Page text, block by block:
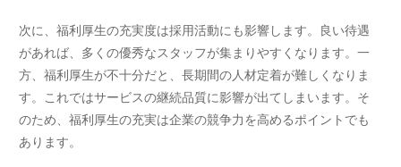
次に、福利厚生の充実度は採用活動にも影響します。良い待遇
があれば、多くの優秀なスタッフが集まりやすくなります。一
方、福利厚生が不十分だと、長期間の人材定着が難しくなりま
す。これではサービスの継続品質に影響が出てしまいます。そ
のため、福利厚生の充実は企業の競争力を高めるポイントでも
あります。